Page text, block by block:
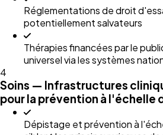
Réglementations de droit
potentiellement salvateurs
Thérapies financées par le
universel via les systèmes
4
Soins — Infrastructures
pour la prévention à l'échelle
Dépistage et prévention à